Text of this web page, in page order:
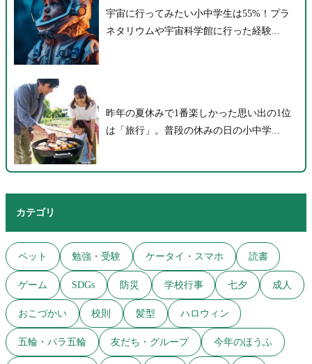
宇宙に行ってみたい小中学生は55%！プラ
ネタリウムや宇宙科学館に行った経験...
昨年の夏休みで1番楽しかった思い出の1位
は「旅行」。普段の休みの日の小中学...
カテゴリ
ペット 勉強・受験 ケータイ・スマホ 読書
ゲーム SDGs 防災 学校行事 七夕 成人
おこづかい 校則 髪型 ハロウィン
五輪・パラ五輪 友だち・グループ 今年のほうふ